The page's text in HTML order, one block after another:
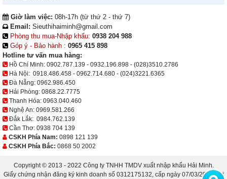
Giờ làm việc: 08h-17h (từ thứ 2 - thứ 7)
Email: Sieuthihaiminh@gmail.com
Phòng thu mua-Nhập khẩu: 0938 204 988
Góp ý - Bảo hành : 0965 415 898
Hotline tư vấn mua hàng:
Hồ Chí Minh: 0902.787.139 - 0932.196.898 - (028)3510.2786
Hà Nội: 0918.486.458 - 0962.714.680 - (024)3221.6365
Đà Nẵng: 0962.986.450
Hải Phòng: 0868.22.7775
Thanh Hóa: 0963.040.460
Nghệ An: 0969.581.266
Đắk Lắk: 0984.762.139
Cần Thơ: 0938 704 139
CSKH Phía Nam: 0898 121 139
CSKH Phía Bắc: 0868 50 2002
Copyright © 2013 - 2022 Công ty TNHH TMDV xuất nhập khẩu Hải Minh.
Giấy chứng nhận đăng ký kinh doanh số 0312175132, cấp ngày 07/03/2013 bởi